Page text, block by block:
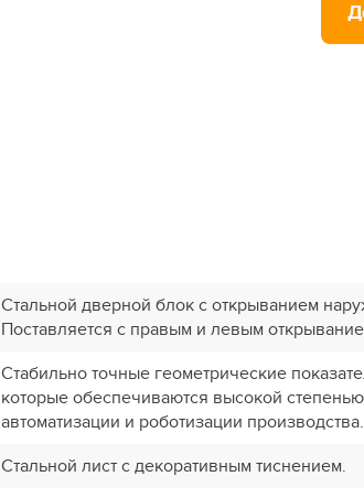
Стальной дверной блок с открыванием
Поставляется с правым и левым
Стабильно точные геометрические
которые обеспечиваются высокой степенью
автоматизации и роботизации производства.
Стальной лист с декоративным тиснением.